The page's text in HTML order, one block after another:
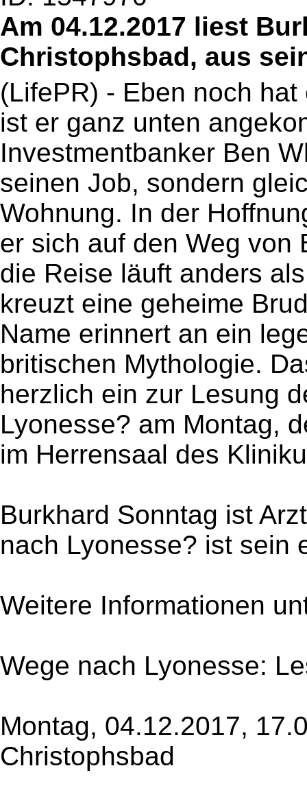
Am 04.12.2017 liest
Christophsbad, aus
(LifePR) - Eben noch
ist er ganz unten
Investmentbanker Ben
seinen Job, sondern
Wohnung. In der
er sich auf den Weg von
die Reise läuft anders
kreuzt eine geheime
Name erinnert an ein
britischen Mythologie.
herzlich ein zur Lesung
Lyonesse? am Montag,
im Herrensaal des
Burkhard Sonntag ist
nach Lyonesse? ist sein
Weitere Informationen
Wege nach Lyonesse:
Montag, 04.12.2017,
Christophsbad